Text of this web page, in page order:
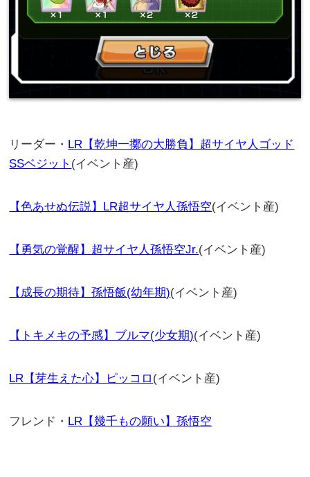
リーダー・ LR【乾坤一擲の大勝負】超サイヤ人ゴッド
SSベジット (イベント産)
【色あせぬ伝説】LR超サイヤ人孫悟空(イベント産)
【勇気の覚醒】超サイヤ人孫悟空Jr.(イベント産)
【成長の期待】孫悟飯(幼年期)(イベント産)
【トキメキの予感】ブルマ(少女期)(イベント産)
LR【芽生えた心】ピッコロ (イベント産)
フレンド・ LR【幾千もの願い】孫悟空